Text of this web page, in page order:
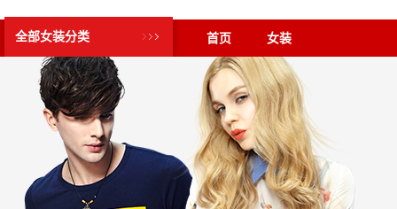
全部女装分类 首页 女装